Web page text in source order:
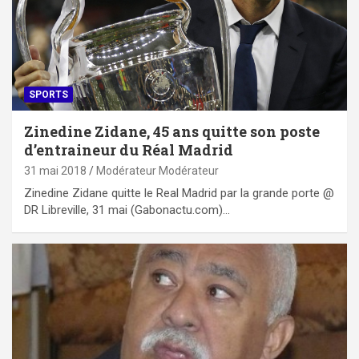
SPORTS
Zinedine Zidane, 45 ans quitte son poste
d’entraineur du Réal Madrid
31 mai 2018 Modérateur Modérateur
Zinedine Zidane quitte le Real Madrid par la grande porte @
DR Libreville, 31 mai (Gabonactu.com)…